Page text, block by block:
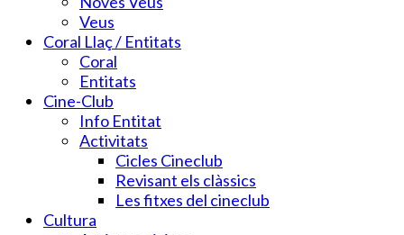
Veus
Coral Llaç / Entitats
Coral
Entitats
Cine-Club
Info Entitat
Activitats
Cicles Cineclub
Revisant els clàssics
Les fitxes del cineclub
Cultura